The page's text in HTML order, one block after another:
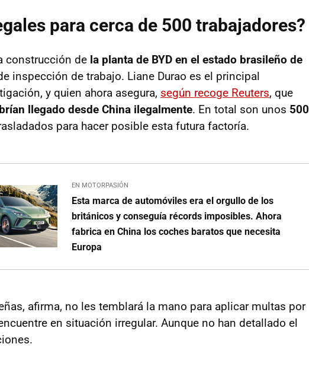
para cerca de 500 trabajadores?
construcción de la planta de BYD en el estado brasileño de
inspección de trabajo. Liane Durao es el principal
y quien ahora asegura, según recoge Reuters, que
llegado desde China ilegalmente. En total son unos 500
para hacer posible esta futura factoría.
EN MOTORPASIÓN
Esta marca de automóviles era el orgullo de los
británicos y conseguía récords imposibles. Ahora
fabrica en China los coches baratos que necesita
Europa
afirma, no les temblará la mano para aplicar multas por
en situación irregular. Aunque no han detallado el